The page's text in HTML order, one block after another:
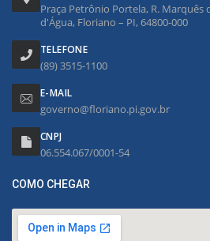
Praça Petrônio Portela, R. Marquês
d'Água, Floriano – PI, 64800-000
TELEFONE
(89) 3515-1100
E-MAIL
governo@floriano.pi.gov.br
CNPJ
06.554.067/0001-54
COMO CHEGAR